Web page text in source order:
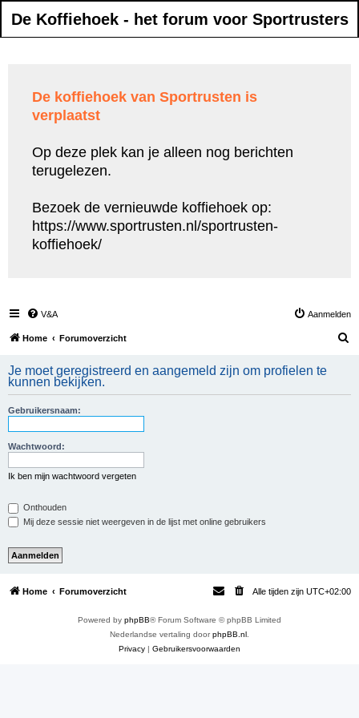
De Koffiehoek - het forum voor Sportrusters
De koffiehoek van Sportrusten is
verplaatst
Op deze plek kan je alleen nog berichten
terugelezen.
Bezoek de vernieuwde koffiehoek op:
https://www.sportrusten.nl/sportrusten-
koffiehoek/
V&A Aanmelden
Home Forumoverzicht
k
Je moet geregistreerd en aangemeld zijn om profielen te
kunnen bekijken.
Gebruikersnaam:
Wachtwoord:
Ik ben mijn wachtwoord vergeten
Onthouden
Mij deze sessie niet weergeven in de lijst met online gebruikers
Home Forumoverzicht Alle tijden zijn UTC+02:00
Powered by phpBB® Forum Software © phpBB Limited
Nederlandse vertaling doorphpBB.nl.
Privacy | Gebruikersvoorwaarden